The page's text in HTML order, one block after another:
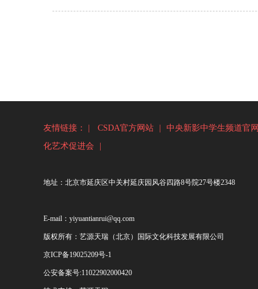
友情链接： | CSDA官方网站 中央新影中学生频道官网
化艺术促进会
地址：北京市延庆区中关村延庆园风谷四路8号院27号楼2348
E-mail：yiyuantianrui@qq.com
版权所有：艺源天瑞（北京）国际文化科技发展有限公司
京ICP备19025209号-1
公安备案号:11022902000420